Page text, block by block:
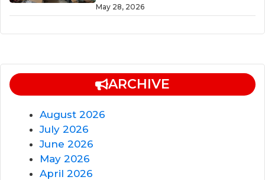
May 28, 2026
ARCHIVE
August 2026
July 2026
June 2026
May 2026
April 2026